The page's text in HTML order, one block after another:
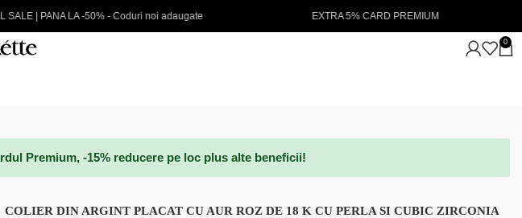
noi adaugate EXTRA 5% CARD PREMIUM NOUTATI IN STOC 💖
0
Premium, -15% reducere pe loc plus alte beneficii!
COLIER DIN ARGINT PLACAT CU AUR ROZ DE 18 K CU PERLA SI CUBIC ZIRCONIA